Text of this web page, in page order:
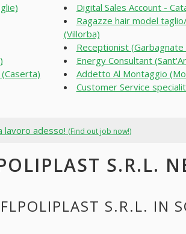
Digital Sales Account -
Ragazze hair model
(Villorba)
Receptionist (Garbagnate
Energy Consultant
Addetto Al Montaggio
Customer Service
lavoro adesso! (Find out job now!)
S.R.L.
S.R.L. IN